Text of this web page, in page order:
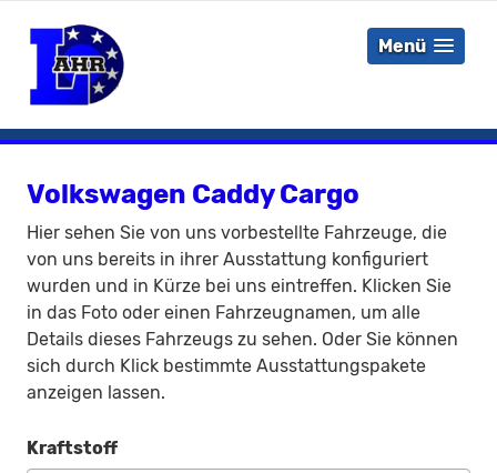
Menü
Volkswagen Caddy Cargo
Hier sehen Sie von uns vorbestellte Fahrzeuge, die
von uns bereits in ihrer Ausstattung konfiguriert
wurden und in Kürze bei uns eintreffen. Klicken Sie
in das Foto oder einen Fahrzeugnamen, um alle
Details dieses Fahrzeugs zu sehen. Oder Sie können
sich durch Klick bestimmte Ausstattungspakete
anzeigen lassen.
Kraftstoff